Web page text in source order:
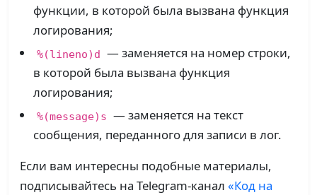
функции, в которой была вызвана функция
логирования;
%(lineno)d — заменяется на номер строки,
в которой была вызвана функция
логирования;
%(message)s — заменяется на текст
сообщения, переданного для записи в лог.
Если вам интересны подобные материалы,
подписывайтесь на Telegram-канал «Код на